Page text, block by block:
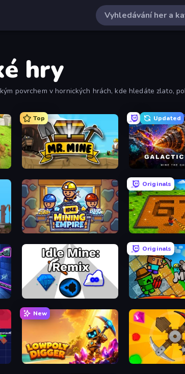
hry
povrchem v hornických hrách, kde hledáte zlato,
Top
Mr. Mine
Updated
Galactic Drill
Idle Mining Empire
Originals
Obby: Dig
Idle Mine: Remix
Originals
Crazy Miners
New
Lowpoly Digger Craft Drill